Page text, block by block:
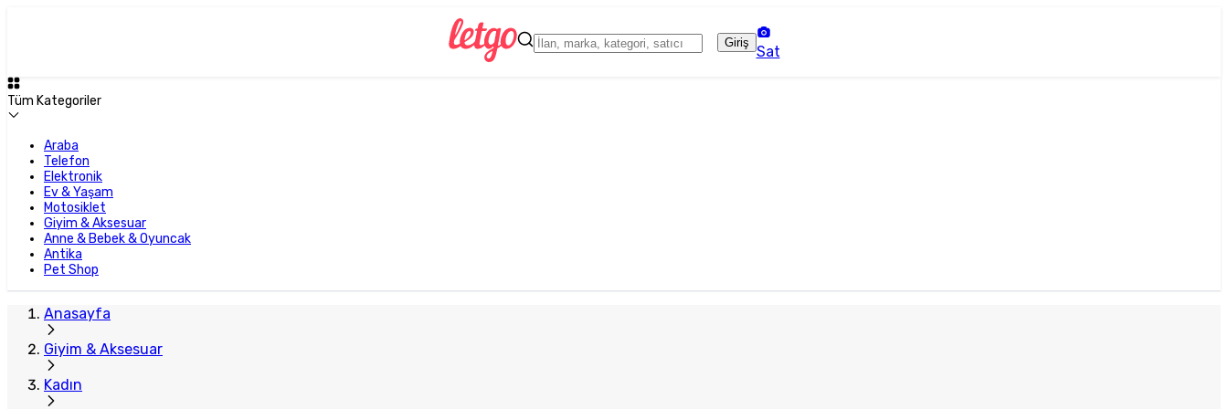
Giriş
Sat
Tüm Kategoriler
Araba
Telefon
Elektronik
Ev & Yaşam
Motosiklet
Giyim & Aksesuar
Anne & Bebek & Oyuncak
Antika
Pet Shop
Anasayfa
Giyim & Aksesuar
Kadın